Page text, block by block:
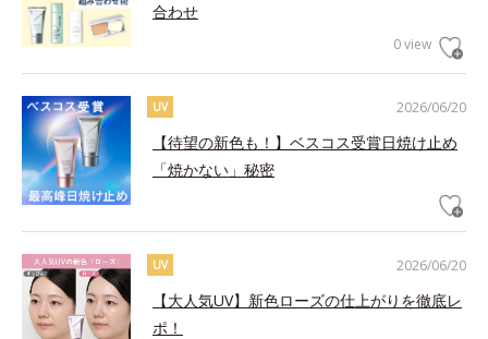
合わせ
0 view
2026/06/20
UV
【待望の新色も！】ベスコス受賞日焼け止め
「焼かない」秘密
2026/06/20
UV
【大人気UV】新色ローズの仕上がりを徹底レ
ポ！